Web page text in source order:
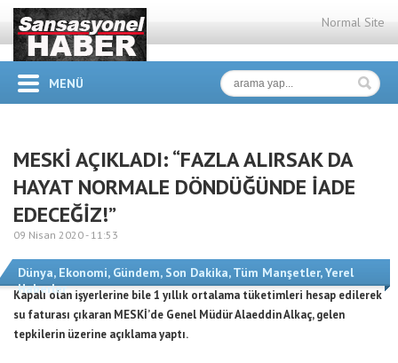
Normal Site
MENÜ
MESKİ AÇIKLADI: “FAZLA ALIRSAK DA
HAYAT NORMALE DÖNDÜĞÜNDE İADE
EDECEĞİZ!”
09 Nisan 2020 - 11:53
Dünya, Ekonomi, Gündem, Son Dakika,Tüm Manşetler,Yerel
Haberler
Kapalı olan işyerlerine bile 1 yıllık ortalama tüketimleri hesap edilerek
su faturası çıkaran MESKİ’de Genel Müdür Alaeddin Alkaç, gelen
tepkilerin üzerine açıklama yaptı.